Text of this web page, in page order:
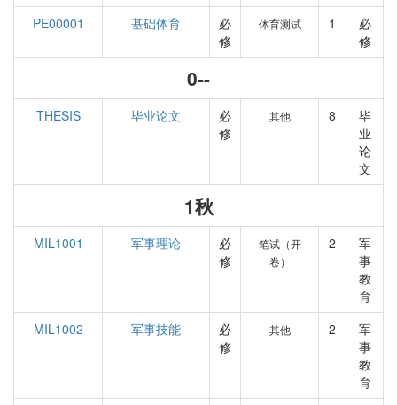
PE00001
基础体育
必
修
体育测试 1
必
修
0--
THESIS 毕业论文
必
修
其他 8
毕
业
论
文
1秋
MIL1001 军事理论
必
修
笔试（开
卷）
2
军
事
教
育
MIL1002
军事技能
必
修
其他 2
军
事
教
育